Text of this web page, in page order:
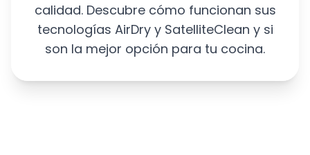
calidad. Descubre cómo funcionan sus
tecnologías AirDry y SatelliteClean y si
son la mejor opción para tu cocina.